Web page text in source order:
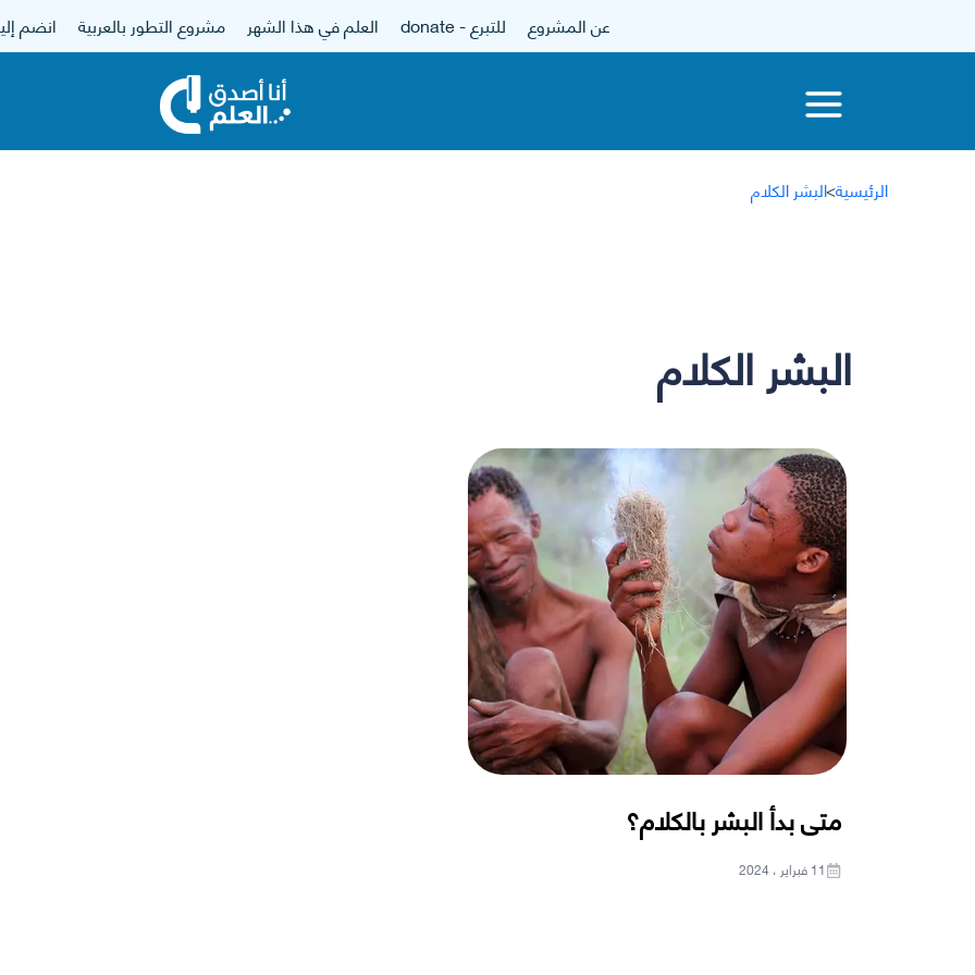
عن المشروع للتبرع - donate العلم في هذا الشهر مشروع التطور بالعربية انضم
الرئيسية>البشر الكلام
البشر الكلام
متى بدأ البشر بالكلام؟
11 فبراير ، 2024